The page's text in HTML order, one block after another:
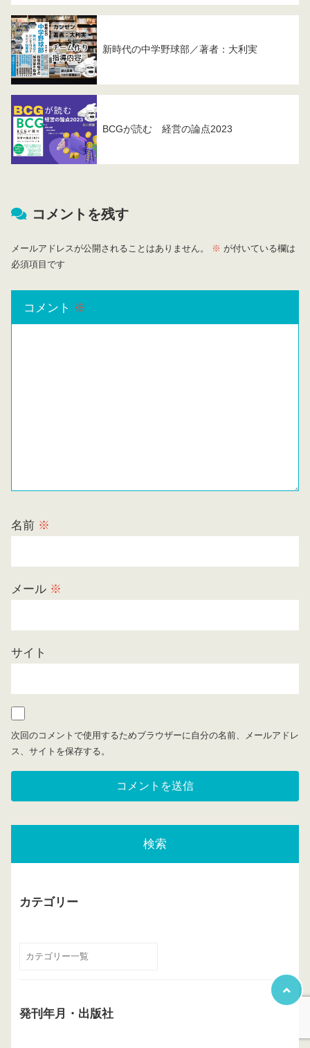
新時代の中学野球部／著者：大利実
BCGが読む 経営の論点2023
コメントを残す
メールアドレスが公開されることはありません。 ※ が付いている欄は
必須項目です
コメント ※
名前 ※
メール ※
サイト
次回のコメントで使用するためブラウザーに自分の名前、メールアドレ
ス、サイトを保存する。
検索
カテゴリー
発刊年月・出版社